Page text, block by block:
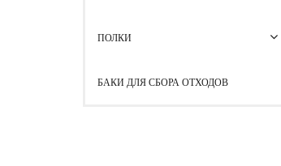
ПОЛКИ
БАКИ ДЛЯ СБОРА ОТХОДОВ